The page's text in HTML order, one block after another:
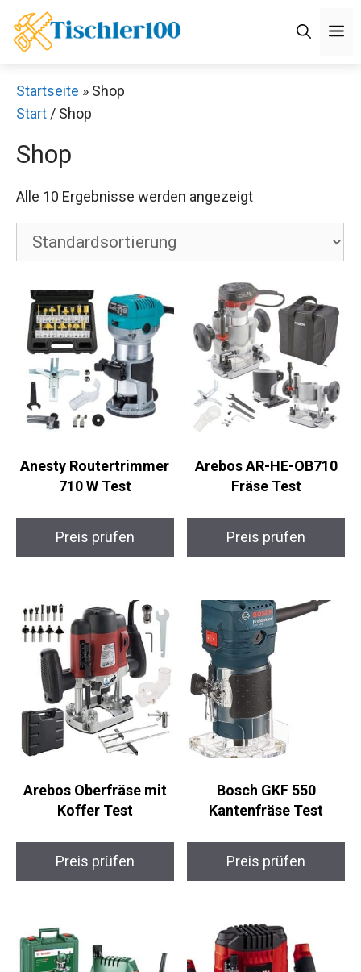
Zum
Inhalt
springen
Startseite » Shop
Start / Shop
Shop
Alle 10 Ergebnisse werden angezeigt
Anesty Routertrimmer
710 W Test
Preis prüfen
Arebos AR-HE-OB710
Fräse Test
Preis prüfen
Arebos Oberfräse mit
Koffer Test
Preis prüfen
Bosch GKF 550
Kantenfräse Test
Preis prüfen